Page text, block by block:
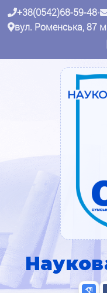
+38(0542)68-59-48•
вул. Роменська, 87